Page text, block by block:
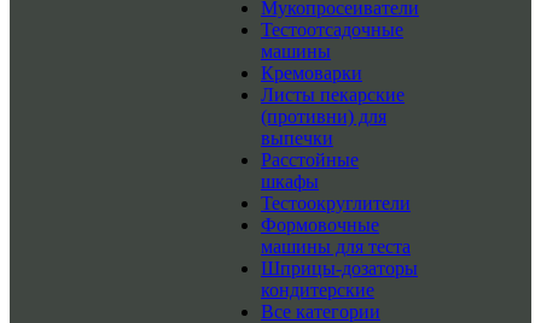
Мукопросеиватели
Тестоотсадочные
машины
Кремоварки
Листы пекарские
(противни) для
выпечки
Расстойные
шкафы
Тестоокруглители
Формовочные
машины для теста
Шприцы-дозаторы
кондитерские
Все категории